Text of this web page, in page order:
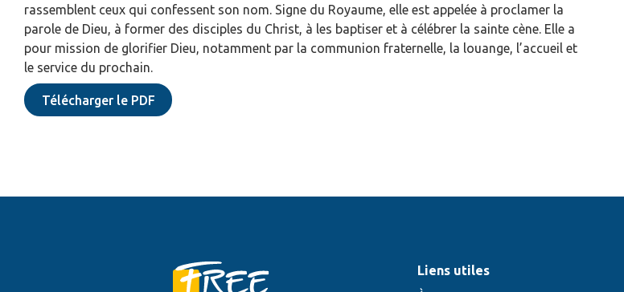
rassemblent ceux qui confessent son nom. Signe du Royaume, elle est appelée à proclamer la
parole de Dieu, à former des disciples du Christ, à les baptiser et à célébrer la sainte cène. Elle a
pour mission de glorifier Dieu, notamment par la communion fraternelle, la louange, l’accueil et
le service du prochain.
Télécharger le PDF
Liens utiles